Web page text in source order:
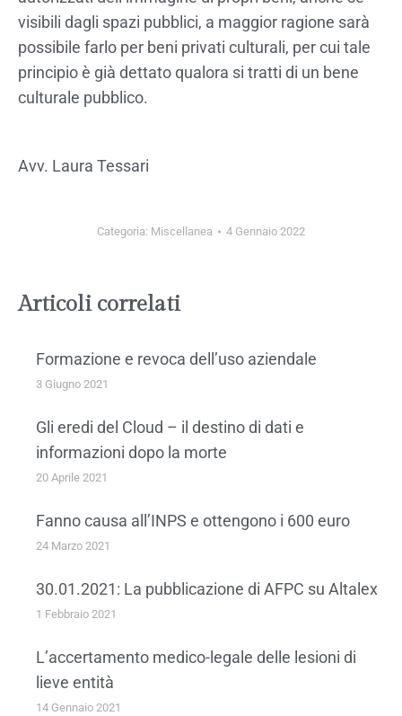
visibili dagli spazi pubblici, a maggior ragione sarà
possibile farlo per beni privati culturali, per cui tale
principio è già dettato qualora si tratti di un bene
culturale pubblico.
Avv. Laura Tessari
Categoria: Miscellanea 4 Gennaio 2022
Articoli correlati
Formazione e revoca dell’uso aziendale
3 Giugno 2021
Gli eredi del Cloud – il destino di dati e
informazioni dopo la morte
20 Aprile 2021
Fanno causa all’INPS e ottengono i 600 euro
24 Marzo 2021
30.01.2021: La pubblicazione di AFPC su Altalex
1 Febbraio 2021
L’accertamento medico-legale delle lesioni di
lieve entità
14 Gennaio 2021